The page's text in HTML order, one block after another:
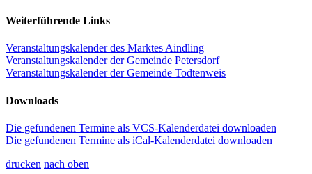
Weiterführende Links
Veranstaltungskalender des Marktes Aindling
Veranstaltungskalender der Gemeinde Petersdorf
Veranstaltungskalender der Gemeinde Todtenweis
Downloads
Die gefundenen Termine als VCS-Kalenderdatei downloaden
Die gefundenen Termine als iCal-Kalenderdatei downloaden
drucken nach oben